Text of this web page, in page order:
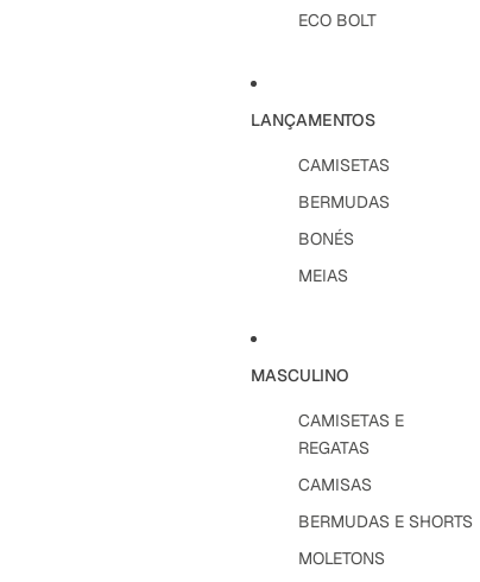
ECO BOLT
LANÇAMENTOS
CAMISETAS
BERMUDAS
BONÉS
MEIAS
MASCULINO
CAMISETAS E
REGATAS
CAMISAS
BERMUDAS E SHORTS
MOLETONS